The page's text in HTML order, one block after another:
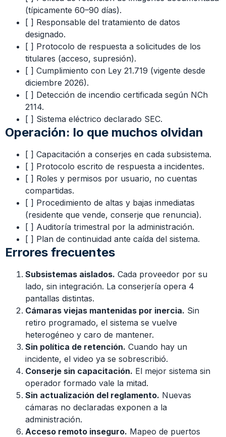
(típicamente 60–90 días).
[ ] Responsable del tratamiento de datos
designado.
[ ] Protocolo de respuesta a solicitudes de los
titulares (acceso, supresión).
[ ] Cumplimiento con Ley 21.719 (vigente desde
diciembre 2026).
[ ] Detección de incendio certificada según NCh
2114.
[ ] Sistema eléctrico declarado SEC.
Operación: lo que muchos olvidan
[ ] Capacitación a conserjes en cada subsistema.
[ ] Protocolo escrito de respuesta a incidentes.
[ ] Roles y permisos por usuario, no cuentas
compartidas.
[ ] Procedimiento de altas y bajas inmediatas
(residente que vende, conserje que renuncia).
[ ] Auditoría trimestral por la administración.
[ ] Plan de continuidad ante caída del sistema.
Errores frecuentes
Subsistemas aislados. Cada proveedor por su
lado, sin integración. La conserjería opera 4
pantallas distintas.
Cámaras viejas mantenidas por inercia. Sin
retiro programado, el sistema se vuelve
heterogéneo y caro de mantener.
Sin política de retención. Cuando hay un
incidente, el video ya se sobrescribió.
Conserje sin capacitación. El mejor sistema sin
operador formado vale la mitad.
Sin actualización del reglamento. Nuevas
cámaras no declaradas exponen a la
administración.
Acceso remoto inseguro. Mapeo de puertos